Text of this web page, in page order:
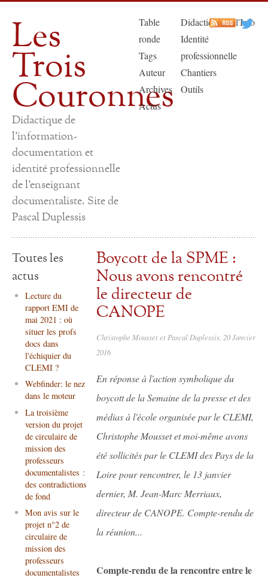
Les
Trois
Couronnes
Didactique de
l'information-
documentation et
identité professionnelle
de l'enseignant
documentaliste. Site de
Pascal Duplessis
Table
ronde
Tags
Auteur
Archives
Actus
Didactique de l'Info
Identité
professionnelle
Chantiers
Outils
Toutes les
actus
Lecture du
rapport EMI de
mai 2021 : où
situer les profs
docs dans
l'échiquier du
CLEMI ?
Webfinder: le nez
dans le moteur
La troisième
version du projet
de circulaire de
mission des
professeurs
documentalistes :
des contradictions
de fond
Mon avis sur le
projet n°2 de
circulaire de
mission des
professeurs
documentalistes
Boycott de la SPME :
Nous avons rencontré
le directeur de
CANOPE
Christophe Mousset et Pascal Duplessis, 20 Janvier
2016
En réponse à l'action symbolique du
boycott de la Semaine de la presse et des
médias à l'école organisée par le CLEMI,
Christophe Mousset et moi-même avons
été sollicités par le CLEMI des Pays de la
Loire pour rencontrer, le 13 janvier
dernier, M. Jean-Marc Merriaux,
directeur de CANOPE. Compte-rendu de
la réunion...
Compte-rendu de la rencontre entre le